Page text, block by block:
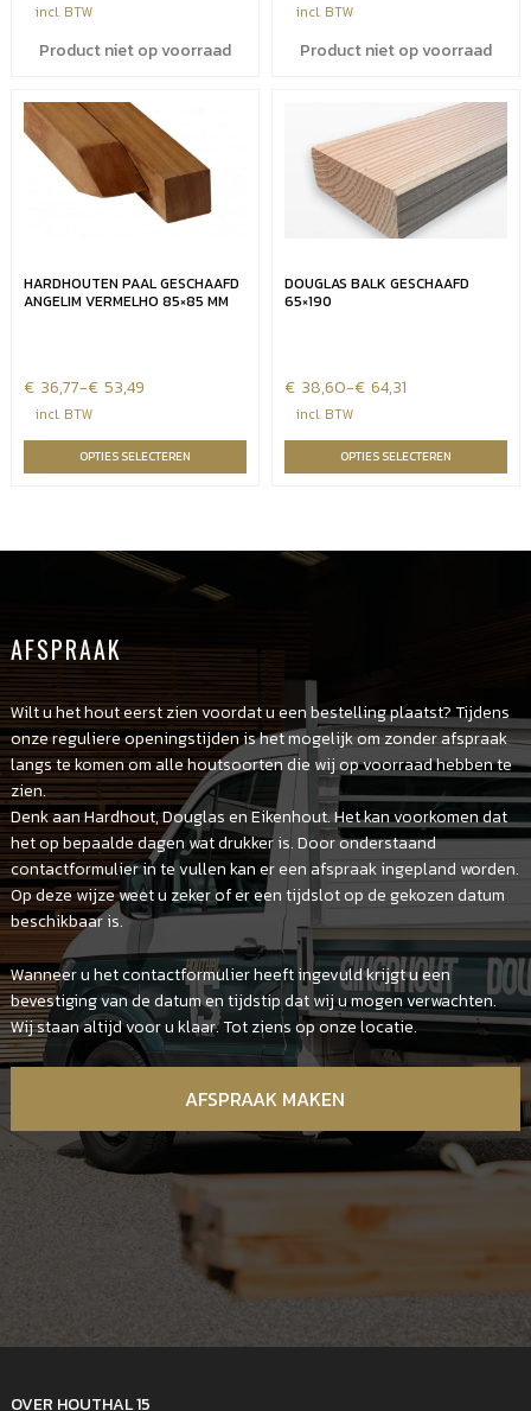
incl. BTW
Product niet op voorraad
incl. BTW
Product niet op voorraad
HARDHOUTEN PAAL GESCHAAFD
ANGELIM VERMELHO 85×85 MM
€ 36,77-€ 53,49
Prijsklasse:
€36,77
tot
incl. BTW
OPTIES SELECTEREN
DOUGLAS BALK GESCHAAFD
65×190
€ 38,60-€ 64,31
Prijsklasse:
€38,60
tot
incl. BTW
OPTIES SELECTEREN
AFSPRAAK
Wilt u het hout eerst zien voordat u een bestelling plaatst? Tijdens
onze reguliere openingstijden is het mogelijk om zonder afspraak
langs te komen om alle houtsoorten die wij op voorraad hebben te
zien.
Denk aan Hardhout, Douglas en Eikenhout. Het kan voorkomen dat
het op bepaalde dagen wat drukker is. Door onderstaand
contactformulier in te vullen kan er een afspraak ingepland worden.
Op deze wijze weet u zeker of er een tijdslot op de gekozen datum
beschikbaar is.
Wanneer u het contactformulier heeft ingevuld krijgt u een
bevestiging van de datum en tijdstip dat wij u mogen verwachten.
Wij staan altijd voor u klaar. Tot ziens op onze locatie.
AFSPRAAK MAKEN
OVER HOUTHAL 15